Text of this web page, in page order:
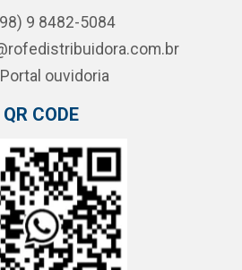
9 8482-5084
Portal ouvidoria
QR CODE